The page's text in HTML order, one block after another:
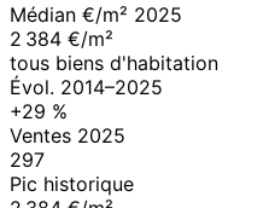
Médian €/m² 2025
2 384 €/m²
tous biens d'habitation
Évol. 2014–2025
+29 %
Ventes 2025
297
Pic historique